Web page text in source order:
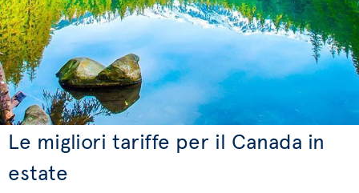
Le migliori tariffe per il Canada in
estate